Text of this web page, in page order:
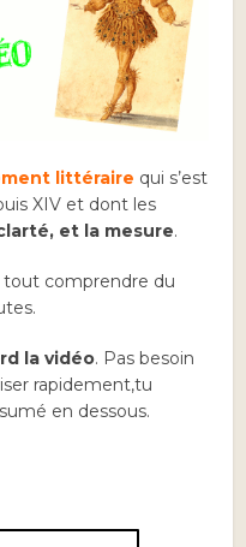
littéraire qui s’est
XIV et dont les
et la mesure.
tout comprendre du
la vidéo. Pas besoin
rapidement,tu
en dessous.